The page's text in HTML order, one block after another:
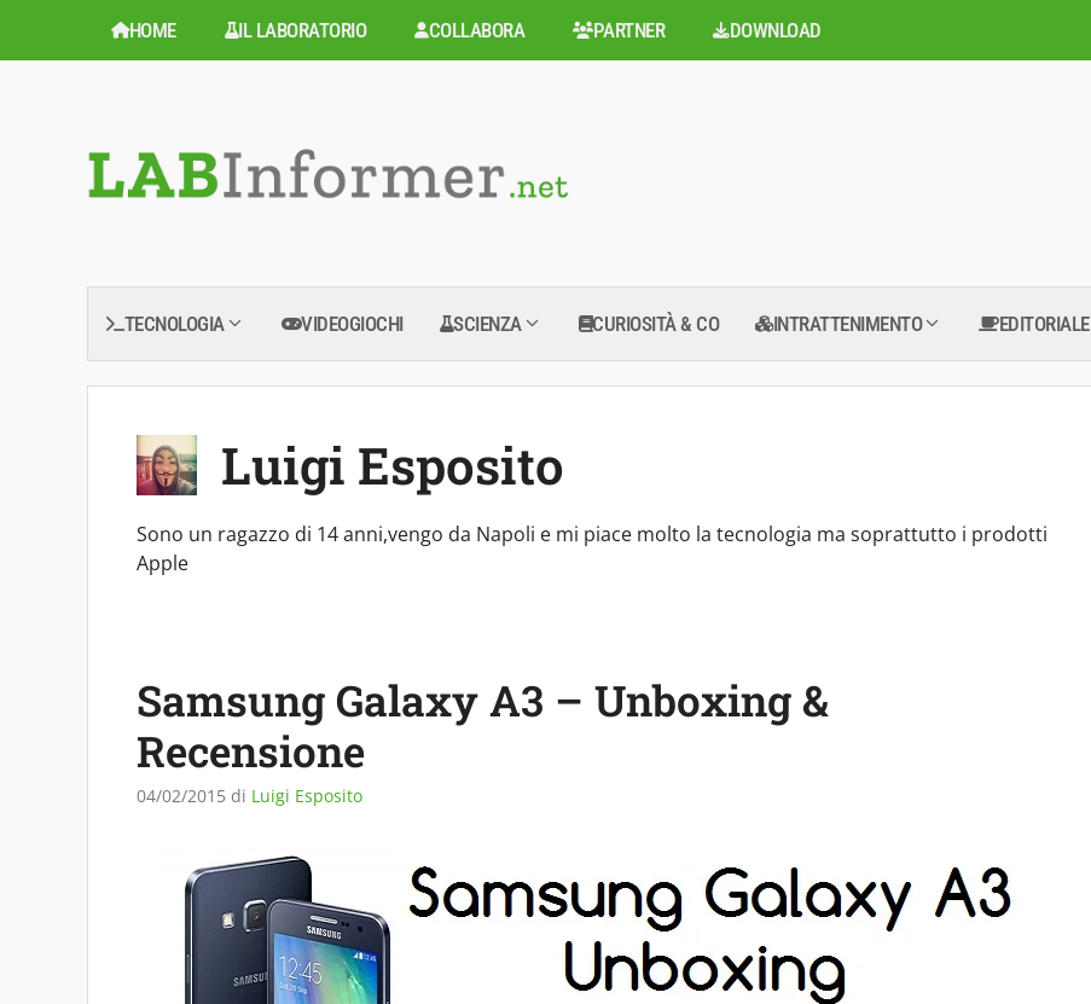
HOME IL LABORATORIO COLLABORA PARTNER DOWNLOAD
TECNOLOGIA VIDEOGIOCHI SCIENZA CURIOSITÀ & CO INTRATTENIMENTO EDITORIALE
Luigi Esposito
Sono un ragazzo di 14 anni,vengo da Napoli e mi piace molto la tecnologia ma soprattutto i prodotti
Apple
Samsung Galaxy A3 – Unboxing &
Recensione
04/02/2015 di Luigi Esposito